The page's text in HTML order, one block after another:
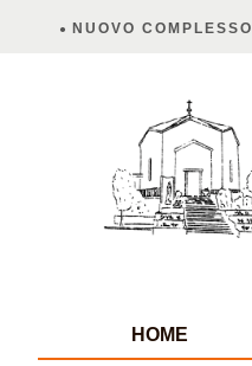
NUOVO COMPLESSO
HOME